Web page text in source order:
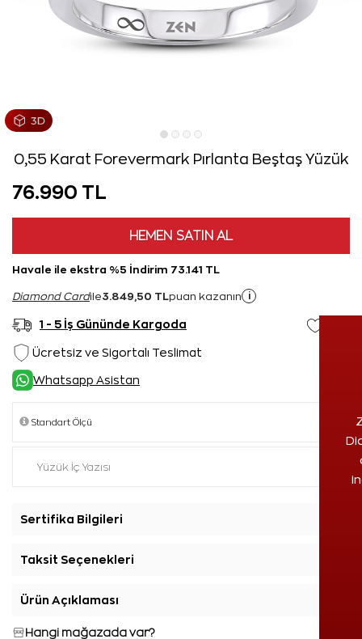
0,55 Karat Forevermark Pırlanta Beştaş Yüzük
76.990 TL
HEMEN SATIN AL
Havale ile ekstra %5 İndirim 73.141 TL
Diamond Cardile3.849,50 TL puan kazanın i
1 - 5 İş Gününde Kargoda
Ücretsiz ve Sigortalı Teslimat
Whatsapp Asistan
Sertifika Bilgileri
Taksit Seçenekleri
Ürün Açıklaması
Hangi mağazada var?